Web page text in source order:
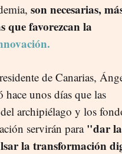
son necesarias,
que favorezcan la
de Canarias,
unos días que las
del archipiélago y los
servirán para"dar
la transformación